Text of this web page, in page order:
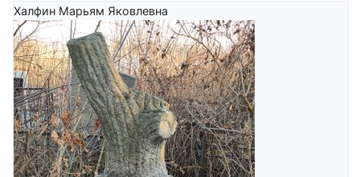
Халфин Марьям Яковлевна